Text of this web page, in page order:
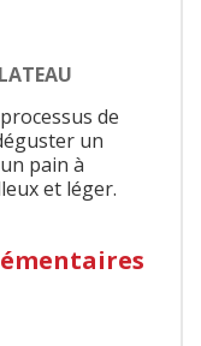
de
un
pain à
et léger.